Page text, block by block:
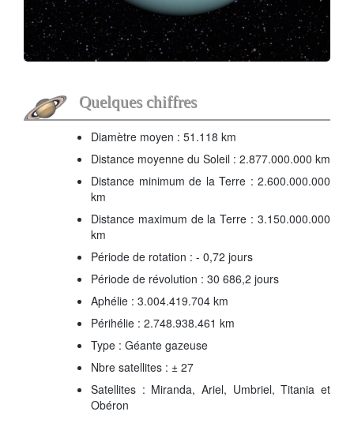
Quelques chiffres
Diamètre moyen : 51.118 km
Distance moyenne du Soleil : 2.877.000.000 km
Distance minimum de la Terre : 2.600.000.000
km
Distance maximum de la Terre : 3.150.000.000
km
Période de rotation : - 0,72 jours
Période de révolution : 30 686,2 jours
Aphélie : 3.004.419.704 km
Périhélie : 2.748.938.461 km
Type : Géante gazeuse
Nbre satellites : ± 27
Satellites : Miranda, Ariel, Umbriel, Titania et
Obéron